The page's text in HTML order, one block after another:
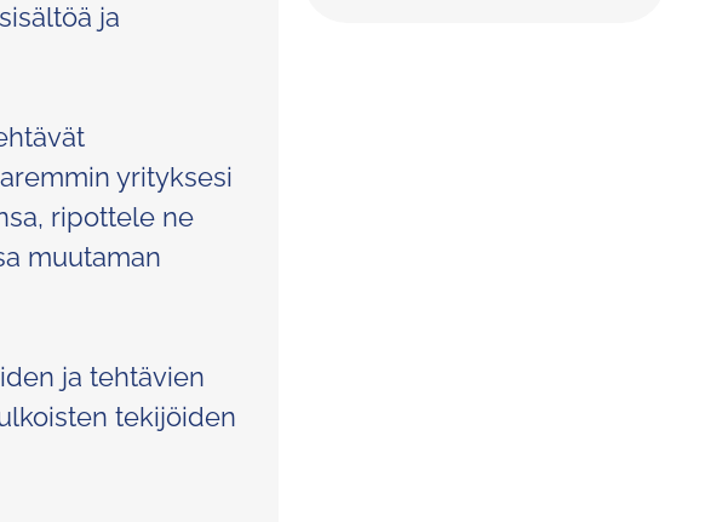
ja
yrityksesi
ripottele ne
muutaman
ja tehtävien
tekijöiden